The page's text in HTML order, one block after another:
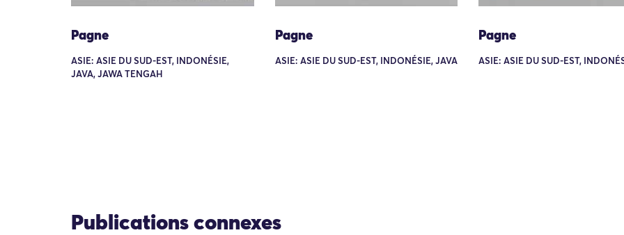
Pagne
ASIE: ASIE DU SUD-EST, INDONÉSIE,
JAVA, JAWA TENGAH
Pagne
ASIE: ASIE DU SUD-EST, INDONÉSIE, JAVA
Pagne
ASIE: ASIE DU SUD-EST,
Publications connexes